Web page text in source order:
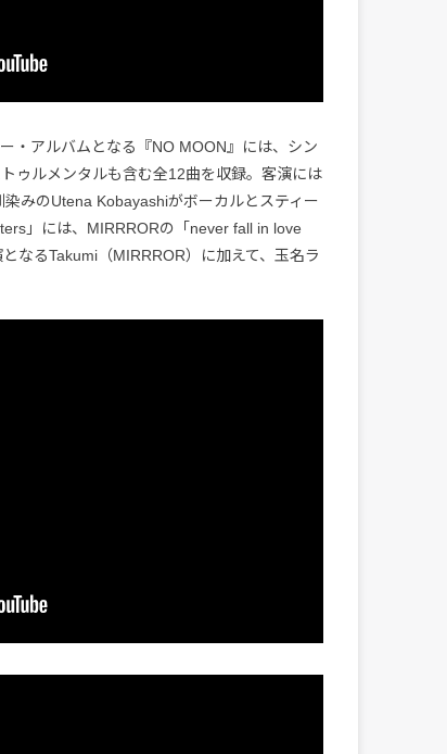
・アルバムとなる『NO MOON』には、シン
ゥルメンタルも含む全12曲を収録。客演には
みのUtena Kobayashiがボーカルとスティー
」には、MIRRRORの「never fall in love
なるTakumi（MIRRROR）に加えて、玉名ラ